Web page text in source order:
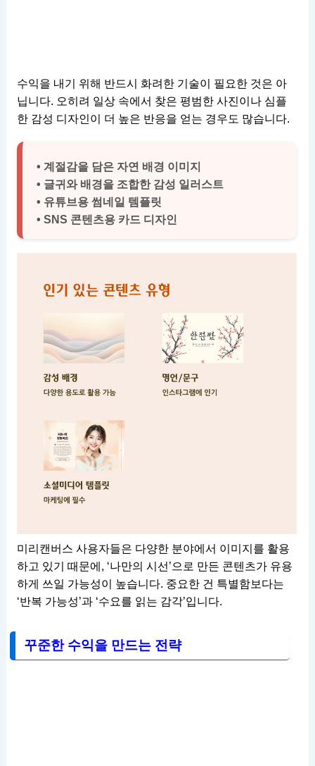
수익을 내기 위해 반드시 화려한 기술이 필요한 것은 아
닙니다. 오히려 일상 속에서 찾은 평범한 사진이나 심플
한 감성 디자인이 더 높은 반응을 얻는 경우도 많습니다.
• 계절감을 담은 자연 배경 이미지
• 글귀와 배경을 조합한 감성 일러스트
• 유튜브용 썸네일 템플릿
• SNS 콘텐츠용 카드 디자인
미리캔버스 사용자들은 다양한 분야에서 이미지를 활용
하고 있기 때문에, ‘나만의 시선’으로 만든 콘텐츠가 유용
하게 쓰일 가능성이 높습니다. 중요한 건 특별함보다는
‘반복 가능성’과 ‘수요를 읽는 감각’입니다.
꾸준한 수익을 만드는 전략